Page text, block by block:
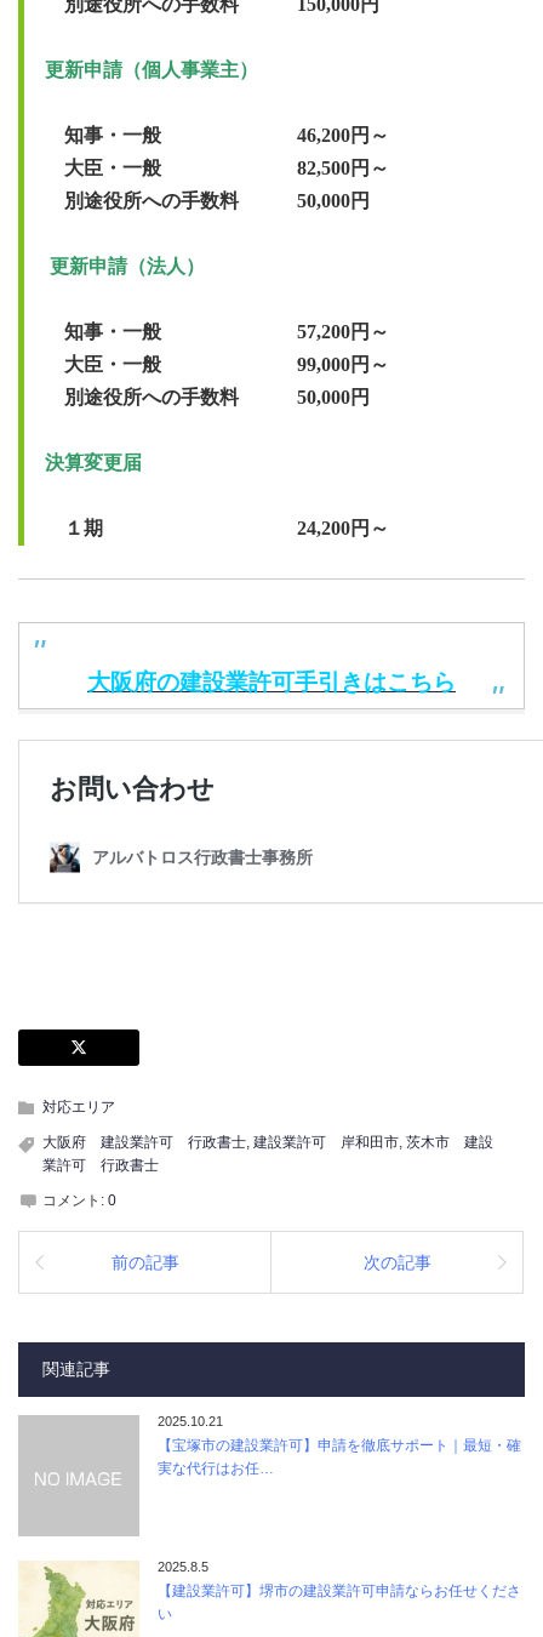
知事・一般　　　　　　　46,200円～
大臣・一般　　　　　　　82,500円～
別途役所への手数料　　　50,000円
知事・一般　　　　　　　57,200円～
大臣・一般　　　　　　　99,000円～
決算変更届
大阪府の建設業許可手引きはこちら
対応エリア
大阪府 建設業許可 行政書士 建設業許可 岸和田市 茨木市 建設
業許可 行政書士
コメント: 0
前の記事 次の記事
関連記事
2025.10.21
【宝塚市の建設業許可】申請を徹底サポート｜最短・確
実な代行はお任…
2025.8.5
【建設業許可】堺市の建設業許可申請ならお任せくださ
い